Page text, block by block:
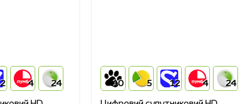
4 24 10 5 12 4 24